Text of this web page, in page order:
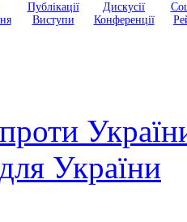
Публікації
Виступи
Дискусії
Конференції
України